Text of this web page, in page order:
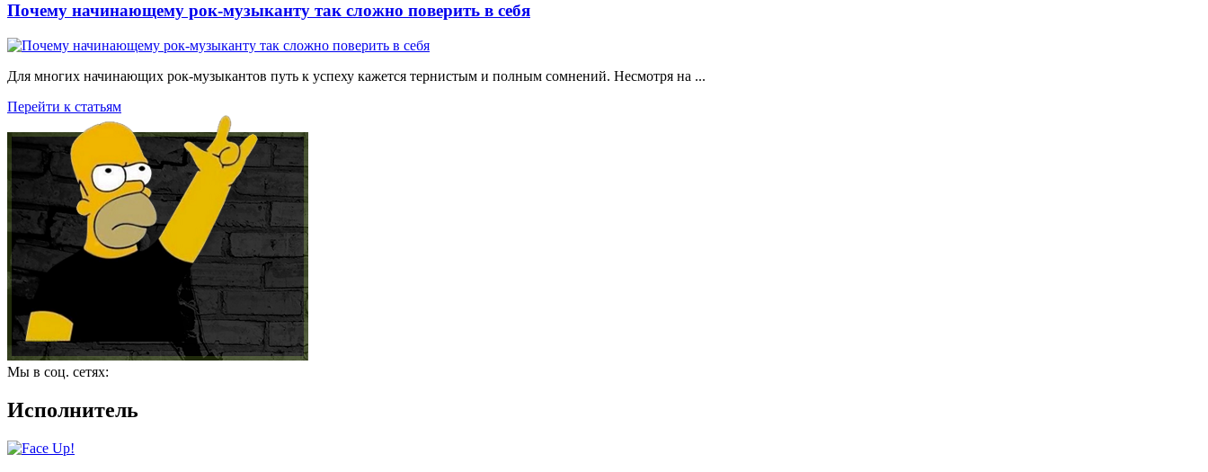
Почему начинающему рок-музыканту так сложно поверить в себя
Для многих начинающих рок-музыкантов путь к успеху кажется тернистым и полным сомнений. Несмотря на ...
Перейти к статьям
Мы в соц. сетях:
Исполнитель